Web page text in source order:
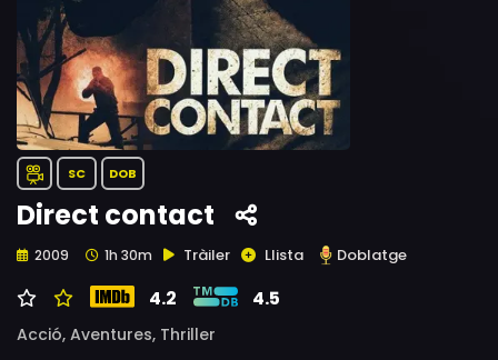
SC DOB
Direct contact
2009 1h 30m Tràiler Llista Doblatge
4.2 4.5
Acció, Aventures, Thriller